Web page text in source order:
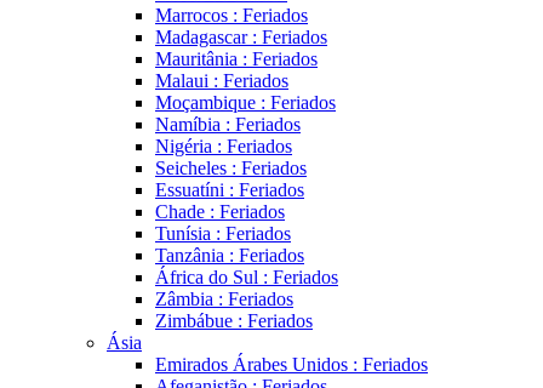
Marrocos : Feriados
Madagascar : Feriados
Mauritânia : Feriados
Malaui : Feriados
Moçambique : Feriados
Namíbia : Feriados
Nigéria : Feriados
Seicheles : Feriados
Essuatíni : Feriados
Chade : Feriados
Tunísia : Feriados
Tanzânia : Feriados
África do Sul : Feriados
Zâmbia : Feriados
Zimbábue : Feriados
Ásia
Emirados Árabes Unidos : Feriados